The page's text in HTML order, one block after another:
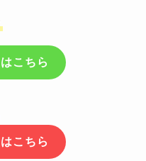
こちら
こちら